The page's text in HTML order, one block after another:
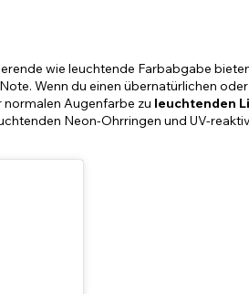
wie leuchtende Farbabgabe
Wenn du einen übernatürlichen oder
Augenfarbe zu leuchtenden
Neon-Ohrringen und UV-